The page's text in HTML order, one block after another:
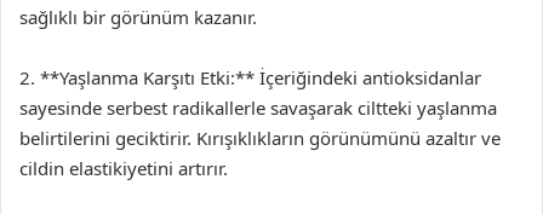
sağlıklı bir görünüm kazanır.
2. **Yaşlanma Karşıtı Etki:** İçeriğindeki antioksidanlar
sayesinde serbest radikallerle savaşarak ciltteki yaşlanma
belirtilerini geciktirir. Kırışıklıkların görünümünü azaltır ve
cildin elastikiyetini artırır.